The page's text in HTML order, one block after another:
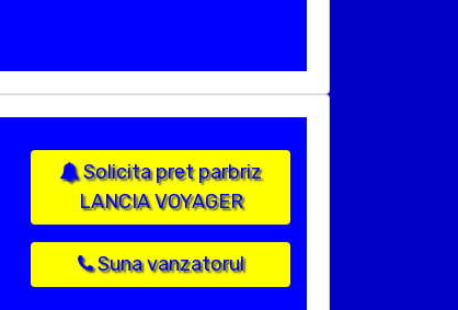
Solicita pret parbriz
LANCIA VOYAGER
Suna vanzatorul